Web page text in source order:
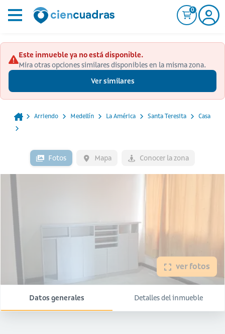
0
Este inmueble ya no está disponible.
Mira otras opciones similares disponibles en la misma zona.
Ver similares
Arriendo Medellín La América Santa Teresita Casa
Fotos Mapa Conocer la zona
ver fotos
Datos generales Detalles del inmueble